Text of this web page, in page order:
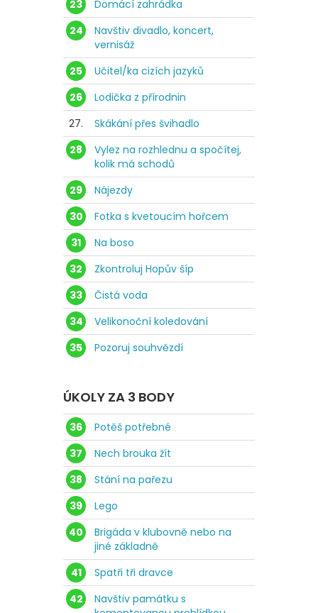
23
Domácí zahrádka
24
Navštiv divadlo, koncert,
vernisáž
25
Učitel/ka cizích jazyků
26
Lodička z přírodnin
27.
Skákání přes švihadlo
28
Vylez na rozhlednu a spočítej,
kolik má schodů
29
Nájezdy
30
Fotka s kvetoucím hořcem
31
Na boso
32
Zkontroluj Hopův šíp
33
Čistá voda
34
Velikonoční koledování
35
Pozoruj souhvězdí
ÚKOLY ZA 3 BODY
36
Potěš potřebné
37
Nech brouka žít
38
Stání na pařezu
39
Lego
40
Brigáda v klubovně nebo na
jiné základně
41
Spatři tři dravce
42
Navštiv památku s